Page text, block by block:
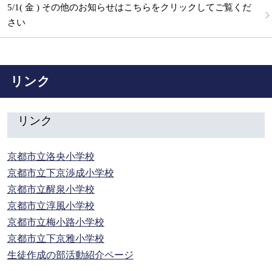
5/1( 金 ) その他のお知らせはこちらをクリックしてご覧くだ
さい
リンク
リンク
京都市立洛央小学校
京都市立下京渉成小学校
京都市立醒泉小学校
京都市立淳風小学校
京都市立梅小路小学校
京都市立下京雅小学校
生徒作成の部活動紹介ページ